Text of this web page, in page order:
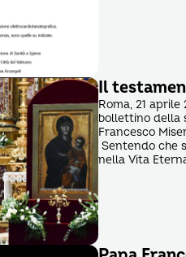
Il
Roma, 21
bollettino della
Francesco
Sentendo che
nella Vita